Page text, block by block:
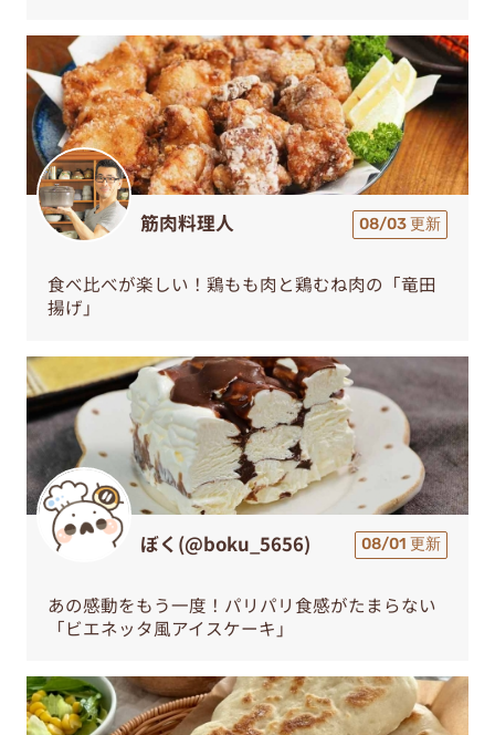
筋肉料理人 08/03 更新
食べ比べが楽しい！鶏もも肉と鶏むね肉の「竜田
揚げ」
ぼく(@boku_5656) 08/01 更新
あの感動をもう一度！パリパリ食感がたまらない
「ビエネッタ風アイスケーキ」